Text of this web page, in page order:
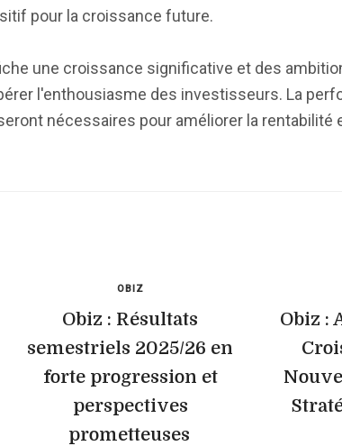
pour la croissance future.
une croissance significative et des
l'enthousiasme des investisseurs. La
nécessaires pour améliorer la rentabilité
OBIZ
Obiz : Résultats
semestriels 2025/26 en
forte progression et
perspectives
prometteuses
Obiz :